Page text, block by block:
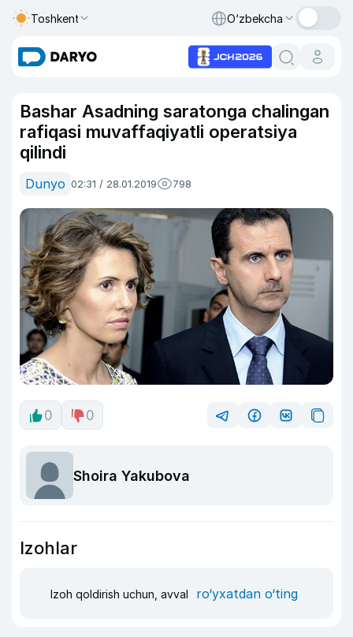
Toshkent O‘zbekcha
Bashar Asadning saratonga chalingan
rafiqasi muvaffaqiyatli operatsiya
qilindi
Dunyo 02:31 / 28.01.2019 798
0 0
Shoira Yakubova
Izohlar
Izoh qoldirish uchun, avval ro‘yxatdan o‘ting